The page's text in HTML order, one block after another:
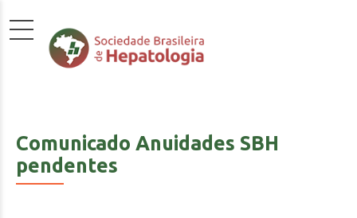
Comunicado Anuidades SBH
pendentes